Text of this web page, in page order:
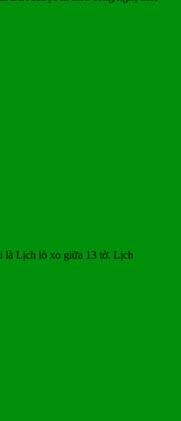
là Lịch lò xo giữa 13 tờ. Lịch